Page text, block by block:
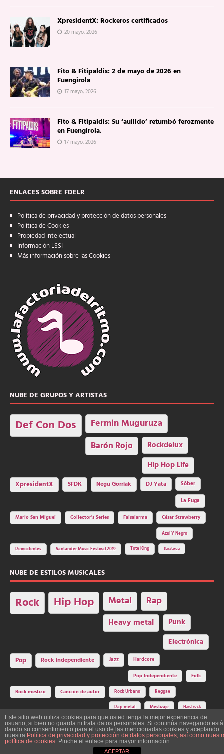
XpresidentX: Rockeros certificados
20 mayo, 2026
Fito & Fitipaldis: 2 de mayo de 2026 en
Fuengirola
17 mayo, 2026
Fito & Fitipaldis: Su ‘aullido’ retumbó ferozmente
en Fuengirola.
17 mayo, 2026
ENLACES SOBRE FDELR
Política de privacidad y protección de datos personales
Política de Cookies
Propiedad intelectual
Información LSSI
Más información sobre las Cookies
NUBE DE GRUPOS Y ARTISTAS
Def Con Dos Fermin Muguruza
Barón Rojo Rockdelux
Hip Hop Life
XpresidentX SFDK Negu Gorriak DJ Yata
Sôber
La Fuga
Mario San Miguel
Collector's Series Falsalarma César Strawberry
Azul Y Negro
Reincidentes Santander Music Festival 2019 Tote King Saratoga
NUBE DE ESTILOS MUSICALES
Rock Hip Hop Metal Rap
Heavy metal Punk
Electrónica
Pop Rock independiente Jazz Hardcore
Pop Independiente Folk
Rock mestizo Canción de autor Rock Urbano Reggae
Rap metal Mestizaje Hard rock
Construcción y diseño: La Factoría del Ritmo Art Studio. Edita: Asociación
Cultural Y Dale Ritmo!
Este sitio web utiliza cookies para que usted tenga la mejor experiencia de
usuario, si bien no guarda ni trata datos personales. Si continúa navegando está
dando su consentimiento para el uso de las mencionadas cookies y aceptando
nuestra Política de privacidad y protección de datos personales, así como
política de cookies. Pinche el enlace para mayor información.
ACEPTAR